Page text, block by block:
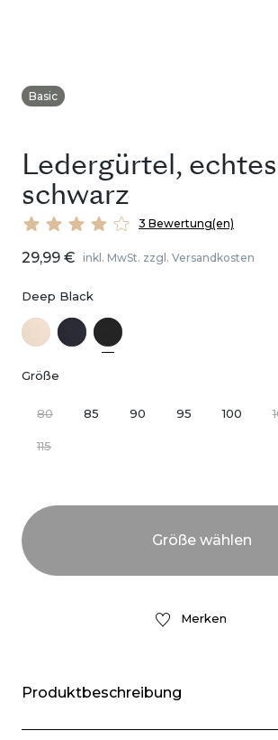
Basic
Ledergürtel,
schwarz
3 Bewertung(en)
29,99 € inkl. MwSt. zzgl. Versandkosten
Deep Black
Größe
80 85 90 95 100
115
Merken
Produktbeschreibung